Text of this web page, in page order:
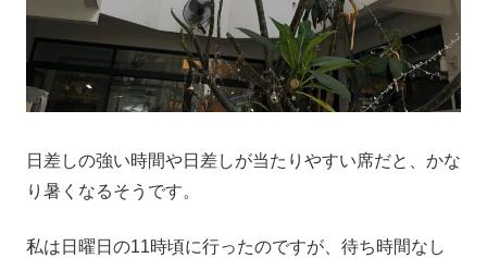
日差しの強い時間や日差しが当たりやすい席だと、かな
り暑くなるそうです。
私は日曜日の11時頃に行ったのですが、待ち時間なし